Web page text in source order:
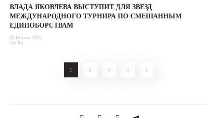
ВЛАДА ЯКОВЛЕВА ВЫСТУПИТ ДЛЯ ЗВЕЗД
МЕЖДУНАРОДНОГО ТУРНИРА ПО СМЕШАННЫМ
ЕДИНОБОРСТВАМ
03 Квітня 2015
Jey Ro
1 2 3 4 5